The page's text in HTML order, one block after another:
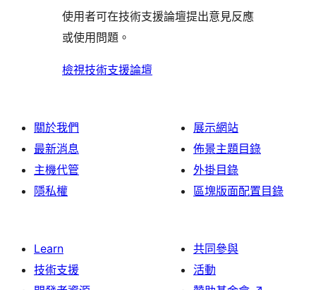
論
評
論
者
評
論
用
者
評
評
使用者可在技術支援論壇提出意見反應
或使用問題。
檢視技術支援論壇
關於我們
最新消息
主機代管
隱私權
展示網站
佈景主題目錄
外掛目錄
區塊版面配置目錄
Learn
技術支援
共同參與
活動